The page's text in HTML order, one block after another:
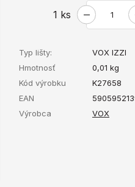
1 ks
Typ lišty:
VOX IZZI
Hmotnosť
0,01 kg
Kód výrobku
K27658
EAN
Výrobca
VOX